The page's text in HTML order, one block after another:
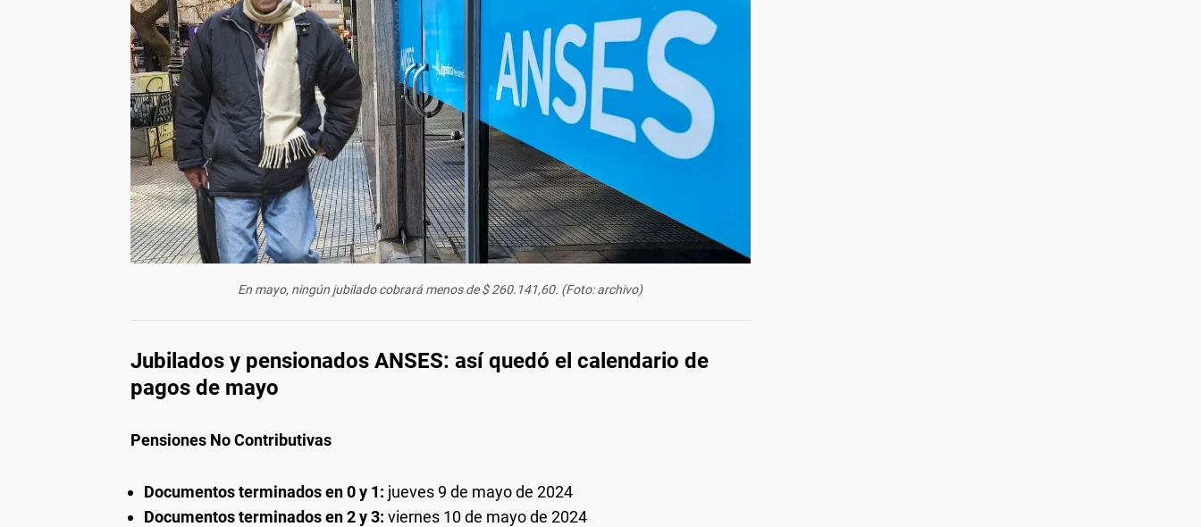
En mayo, ningún jubilado cobrará menos de $ 260.141,60. (Foto: archivo)
Jubilados y pensionados ANSES: así quedó el calendario de
pagos de mayo
Pensiones No Contributivas
Documentos terminados en 0 y 1: jueves 9 de mayo de 2024
Documentos terminados en 2 y 3: viernes 10 de mayo de 2024